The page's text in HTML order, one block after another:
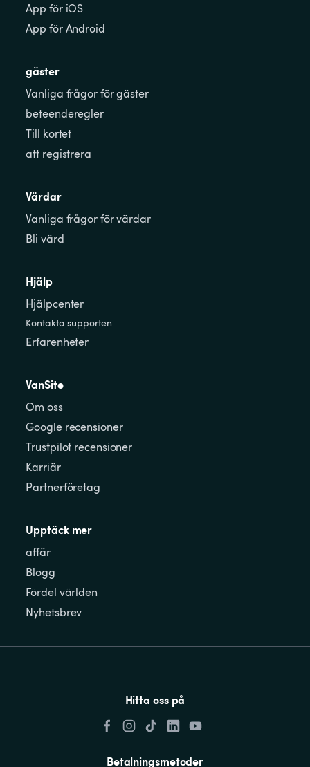
App för iOS
App för Android
gäster
Vanliga frågor för gäster
beteenderegler
Till kortet
att registrera
Värdar
Vanliga frågor för värdar
Bli värd
Hjälp
Hjälpcenter
Kontakta supporten
Erfarenheter
VanSite
Om oss
Google recensioner
Trustpilot recensioner
Karriär
Partnerföretag
Upptäck mer
affär
Blogg
Fördel världen
Nyhetsbrev
Hitta oss på
Betalningsmetoder